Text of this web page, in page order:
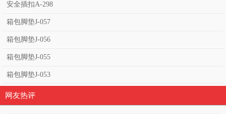
安全插扣A-298
箱包脚垫J-057
箱包脚垫J-056
箱包脚垫J-055
箱包脚垫J-053
网友热评